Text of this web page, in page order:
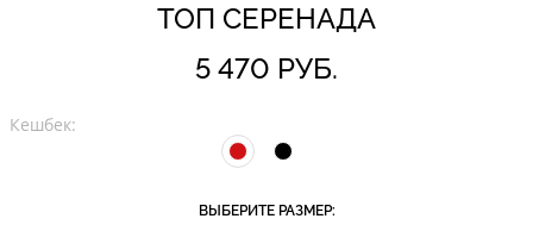
ТОП СЕРЕНАДА
5 470 РУБ.
Кешбек:
ВЫБЕРИТЕ РАЗМЕР: